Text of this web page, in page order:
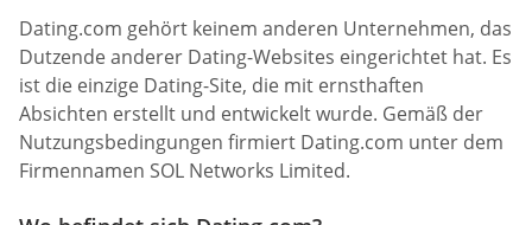
Dating.com gehört keinem anderen Unternehmen, das
Dutzende anderer Dating-Websites eingerichtet hat. Es
ist die einzige Dating-Site, die mit ernsthaften
Absichten erstellt und entwickelt wurde. Gemäß der
Nutzungsbedingungen firmiert Dating.com unter dem
Firmennamen SOL Networks Limited.